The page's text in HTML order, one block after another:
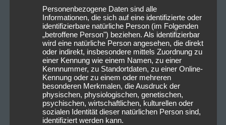
2022_11_07_SticktoyourGuns_L
öwensaalNürnberg_Livesound-
Personenbezogene Daten sind alle
Informationen, die sich auf eine identifizierte oder
identifizierbare natürliche Person (im Folgenden
„betroffene Person") beziehen. Als identifizierbar
wird eine natürliche Person angesehen, die direkt
oder indirekt, insbesondere mittels Zuordnung zu
einer Kennung wie einem Namen, zu einer
Kennnummer, zu Standortdaten, zu einer Online-
Kennung oder zu einem oder mehreren
besonderen Merkmalen, die Ausdruck der
physischen, physiologischen, genetischen,
psychischen, wirtschaftlichen, kulturellen oder
sozialen Identität dieser natürlichen Person sind,
identifiziert werden kann.